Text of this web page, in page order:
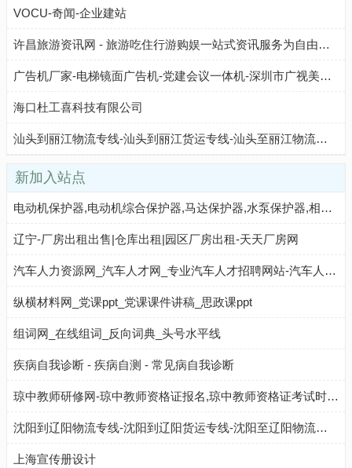
VOCU-奇闻-企业建站
许昌旅游资讯网 - 旅游吃住行游购娱一站式资讯服务为自由出行导航
广告机厂家-电梯镜面广告机-党建会议一体机-深圳市广视美科技有限公司
海口杜工喜科技有限公司
汕头到丽江物流专线-汕头到丽江货运专线-汕头至丽江物流公司-就发物流网
新加入站点
电动机保护器,电动机综合保护器,马达保护器,水泵保护器,相序保护器,电机保护器,电源保护器,宁波飞纳得电器有限公司官网
辽宁-厂房出租出售|仓库出租|园区厂房出租-天天厂房网
汽车人力资源网_汽车人才网_专业汽车人才招聘网站-汽车人才的伯乐网汽车人力资源网_汽车人才网_专业汽车人才招聘网站-汽车人才的伯乐网
纵横材料网_党课ppt_党课课件讲稿_思政课ppt
组词网_在线组词_反向词典_头号水平线
疾病自我诊断 - 疾病自测 - 常见病自我诊断
琼中教师研修网-琼中教师资格证报名,琼中教师资格证考试时间,琼中教师资格证考试真题,琼中教师资格证成绩查询,琼中特岗教师报名入口
沈阳到辽阳物流专线-沈阳到辽阳货运专线-沈阳至辽阳物流公司-就发物流网
上海宣传册设计